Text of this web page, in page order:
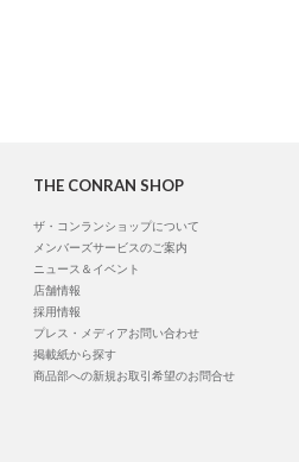
THE CONRAN SHOP
ザ・コンランショップについて
メンバーズサービスのご案内
ニュース＆イベント
店舗情報
採用情報
プレス・メディアお問い合わせ
掲載紙から探す
商品部への新規お取引希望のお問合せ